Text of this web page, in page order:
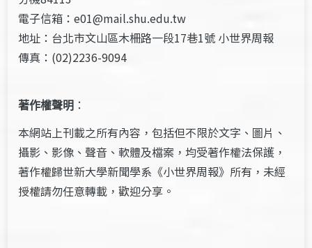
電子信箱：e01@mail.shu.edu.tw
地址：台北市文山區木柵路一段17巷1號 小世界周報
傳真：(02)2236-9094
著作權聲明 ：
本網站上刊載之所有內容，包括但不限於文字、圖片、
攝影、影像、聲音、軟體及檔案，均受著作權法保護，
著作權歸世新大學新聞學系《小世界周報》所有，未經
授權請勿任意轉載，歡迎分享。